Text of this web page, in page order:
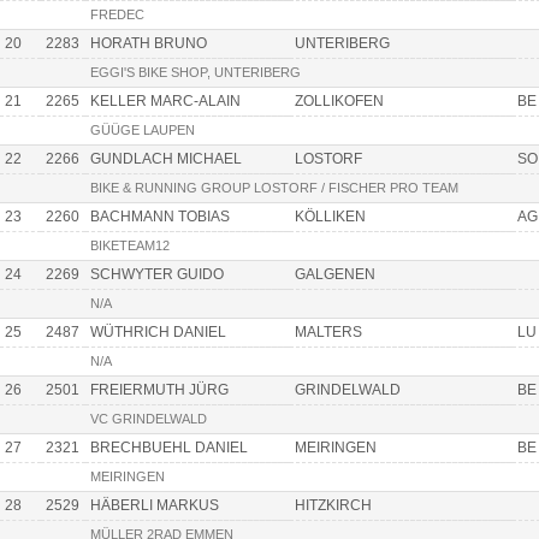
FREDEC
20 2283 HORATH BRUNO UNTERIBERG
EGGI'S BIKE SHOP, UNTERIBERG
21 2265 KELLER MARC-ALAIN ZOLLIKOFEN BE
GÜÜGE LAUPEN
22 2266 GUNDLACH MICHAEL LOSTORF SO
BIKE & RUNNING GROUP LOSTORF / FISCHER PRO TEAM
23 2260 BACHMANN TOBIAS KÖLLIKEN AG
BIKETEAM12
24 2269 SCHWYTER GUIDO GALGENEN
N/A
25 2487 WÜTHRICH DANIEL MALTERS LU
N/A
26 2501 FREIERMUTH JÜRG GRINDELWALD BE
VC GRINDELWALD
27 2321 BRECHBUEHL DANIEL MEIRINGEN BE
MEIRINGEN
28 2529 HÄBERLI MARKUS HITZKIRCH
MÜLLER 2RAD EMMEN